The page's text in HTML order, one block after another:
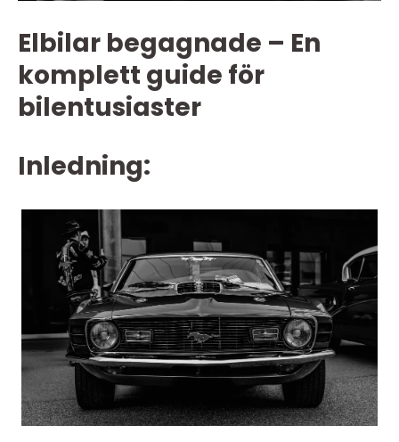
Elbilar begagnade – En
komplett guide för
bilentusiaster
Inledning: